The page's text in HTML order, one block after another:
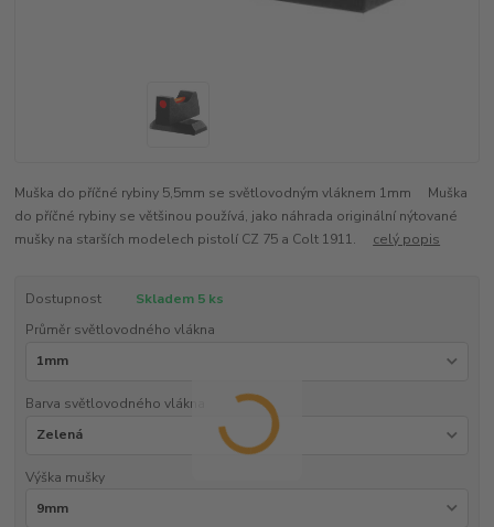
Muška do příčné rybiny 5,5mm se světlovodným vláknem 1mm Muška
do příčné rybiny se většinou používá, jako náhrada originální nýtované
mušky na starších modelech pistolí CZ 75 a Colt 1911. celý popis
Dostupnost
Skladem 5 ks
Průměr světlovodného vlákna
Barva světlovodného vlákna
Výška mušky